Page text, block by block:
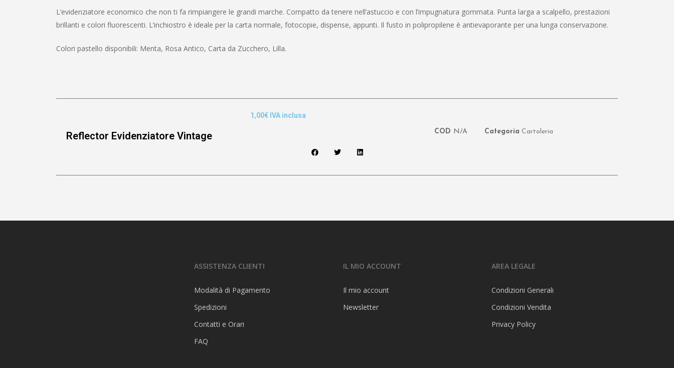
L’evidenziatore economico che non ti fa rimpiangere le grandi marche. Compatto da tenere nell’astuccio e con l’impugnatura gommata. Punta larga a scalpello, prestazioni
brillanti e colori fluorescenti. L’inchiostro è ideale per la carta normale, fotocopie, dispense, appunti. Il fusto in polipropilene è antievaporante per una lunga conservazione.
Colori pastello disponibili: Menta, Rosa Antico, Carta da Zucchero, Lilla.
Reflector Evidenziatore Vintage
1,00€ IVA inclusa
COD N/A Categoria Cartoleria
ASSISTENZA CLIENTI
Modalità di Pagamento
Spedizioni
Contatti e Orari
FAQ
IL MIO ACCOUNT
Il mio account
Newsletter
AREA LEGALE
Condizioni Generali
Condizioni Vendita
Privacy Policy